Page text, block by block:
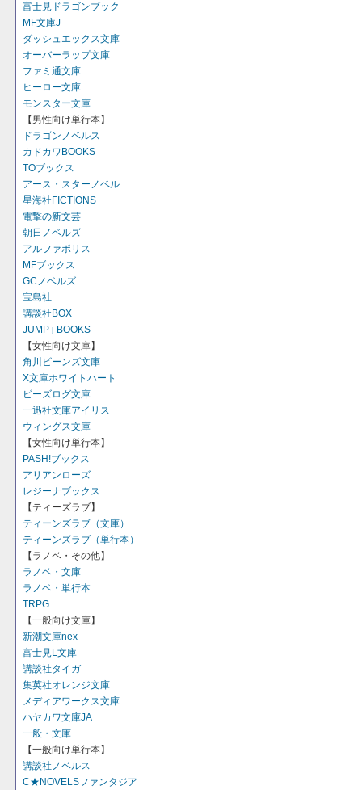
富士見ドラゴンブック
MF文庫J
ダッシュエックス文庫
オーバーラップ文庫
ファミ通文庫
ヒーロー文庫
モンスター文庫
【男性向け単行本】
ドラゴンノベルス
カドカワBOOKS
TOブックス
アース・スターノベル
星海社FICTIONS
電撃の新文芸
朝日ノベルズ
アルファポリス
MFブックス
GCノベルズ
宝島社
講談社BOX
JUMP j BOOKS
【女性向け文庫】
角川ビーンズ文庫
X文庫ホワイトハート
ビーズログ文庫
一迅社文庫アイリス
ウィングス文庫
【女性向け単行本】
PASH!ブックス
アリアンローズ
レジーナブックス
【ティーズラブ】
ティーンズラブ（文庫）
ティーンズラブ（単行本）
【ラノベ・その他】
ラノベ・文庫
ラノベ・単行本
TRPG
【一般向け文庫】
新潮文庫nex
富士見L文庫
講談社タイガ
集英社オレンジ文庫
メディアワークス文庫
ハヤカワ文庫JA
一般・文庫
【一般向け単行本】
講談社ノベルス
C★NOVELSファンタジア